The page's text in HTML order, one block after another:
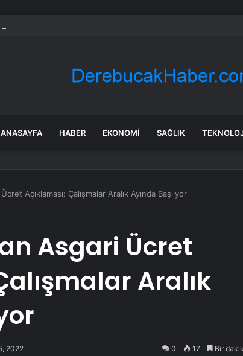
ANASAYFA HABER EKONOMI SAĞLIK
Açıklaması: Çalışmalar Aralık Ayında Başlıyor
Asgari Ücret
Aralık
2022 0 17 Bir